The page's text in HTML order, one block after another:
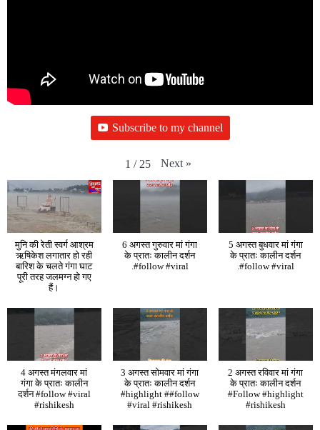
Subscribe to my channel
1 / 25 Next »
मुनि की रेती स्वर्ग आश्रम
ऋषिकेश लगातार हो रही
बारिश के चलते गंगा घाट
पूरी तरह जलमग्न हो गए
हैं।
6 अगस्त गुरुवार मां गंगा
के प्रातः कालीन दर्शन
.#follow #viral
5 अगस्त बुधवार मां गंगा
के प्रातः कालीन दर्शन
.#follow #viral
4 अगस्त मंगलवार मां
गंगा के प्रातः कालीन
दर्शन #follow #viral
#rishikesh
3 अगस्त सोमवार मां गंगा
के प्रातः कालीन दर्शन
#highlight ##follow
#viral #rishikesh
2 अगस्त रविवार मां गंगा
के प्रातः कालीन दर्शन
#Follow #highlight
#rishikesh